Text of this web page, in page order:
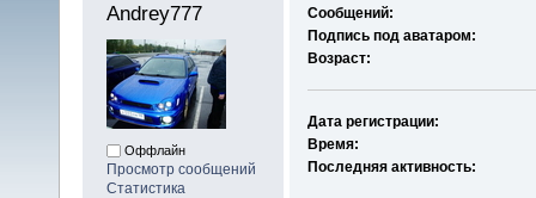
Andrey777
Оффлайн
Просмотр сообщений
Статистика
Сообщений:
Подпись под аватаром:
Возраст:
Дата регистрации:
Время:
Последняя активность: